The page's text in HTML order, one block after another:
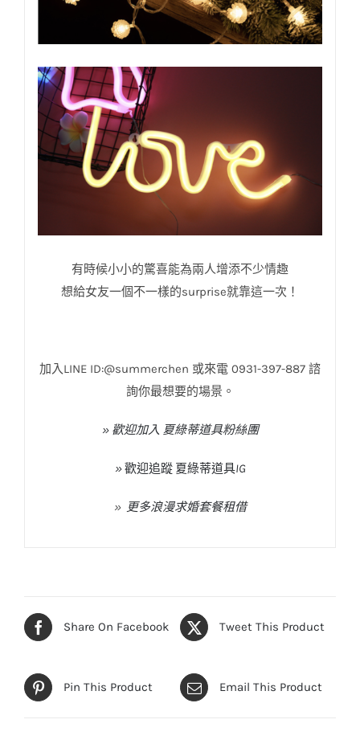
有時候小小的驚喜能為兩人增添不少情趣
想給女友一個不一樣的surprise就靠這一次！
加入LINE ID:@summerchen 或來電 0931-397-887 諮
詢你最想要的場景。
» 歡迎加入 夏綠蒂道具粉絲團
»歡迎追蹤 夏綠蒂道具IG
» 更多浪漫求婚套餐租借
Share On Facebook Tweet This Product
Pin This Product Email This Product